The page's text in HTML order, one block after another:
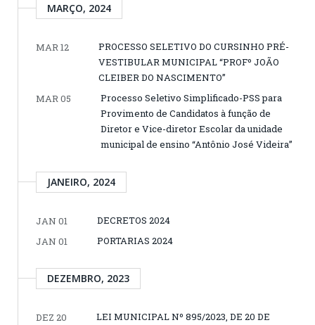
MARÇO, 2024
MAR 12
PROCESSO SELETIVO DO CURSINHO PRÉ-
VESTIBULAR MUNICIPAL “PROFº JOÃO
CLEIBER DO NASCIMENTO”
MAR 05
Processo Seletivo Simplificado-PSS para
Provimento de Candidatos à função de
Diretor e Vice-diretor Escolar da unidade
municipal de ensino “Antônio José Videira”
JANEIRO, 2024
JAN 01
DECRETOS 2024
JAN 01
PORTARIAS 2024
DEZEMBRO, 2023
DEZ 20
LEI MUNICIPAL Nº 895/2023, DE 20 DE